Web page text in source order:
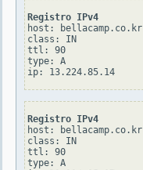
Registro IPv4
host: bellacamp.co.kr
class: IN
ttl: 90
type: A
Registro IPv4
host: bellacamp.co.kr
class: IN
ttl: 90
type: A